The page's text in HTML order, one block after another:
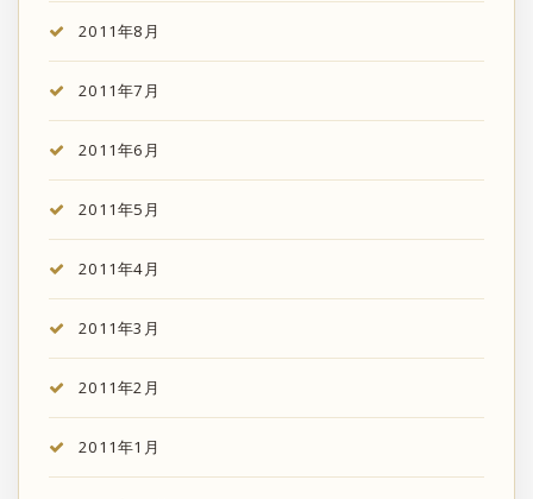
2011年8月
2011年7月
2011年6月
2011年5月
2011年4月
2011年3月
2011年2月
2011年1月